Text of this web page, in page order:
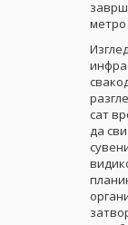
метро
сат
да